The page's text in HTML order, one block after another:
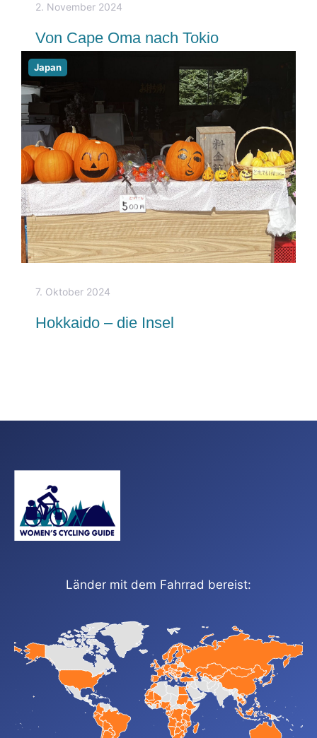
2. November 2024
Von Cape Oma nach Tokio
Japan
7. Oktober 2024
Hokkaido – die Insel
Länder mit dem Fahrrad bereist: